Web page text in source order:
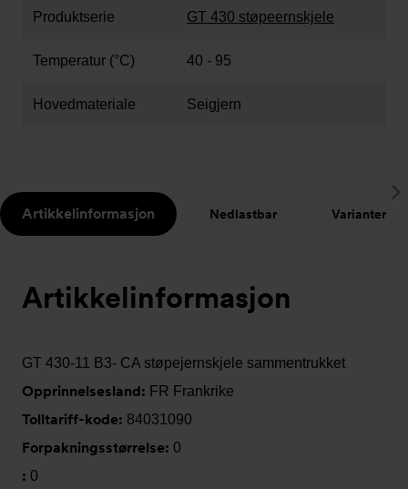
Produktserie GT 430 støpeernskjele
Temperatur (°C) 40 - 95
Hovedmateriale Seigjern
Artikkelinformasjon Nedlastbar Varianter
Artikkelinformasjon
GT 430-11 B3- CA støpejernskjele sammentrukket
Opprinnelsesland: FR Frankrike
Tolltariff-kode: 84031090
Forpakningsstørrelse: 0
: 0